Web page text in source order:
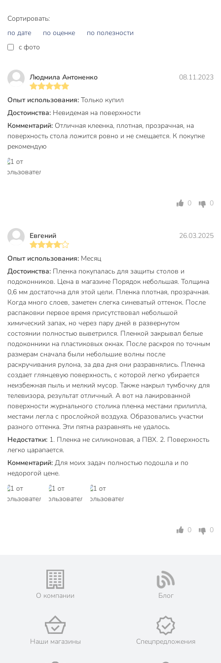
Длина, м
Бренд
Страна производства
Форма
Водоотталкивающая пропитка
без пропитки
Кружево
Материал
бесцветный
Артикул производителя
Вес в упаковке
10.2 кг
Габариты упаковки
15 x 15 x 62 см
Сортировать:
по дате
по оценке
по полезности
c фото
Людмила Антоненко 08.11.2023
Опыт использования: Только купил
Достоинства: Невидемая на поверхности
Комментарий: Отличная клеенка, плотная, прозрачная, на
поверхность стола ложится ровно и не смещается. К покупке
рекомендую
0 0
Евгений 26.03.2025
Опыт использования: Месяц
Достоинства: Пленка покупалась для защиты столов и
подоконников. Цена в магазине Порядок небольшая. Толщина
0,6 мм достаточна для этой цели. Пленка плотная, прозрачная.
Когда много слоев, заметен слегка синеватый оттенок. После
распаковки первое время присутствовал небольшой
химический запах, но через пару дней в развернутом
состоянии полностью выветрился. Пленкой закрывал белые
подоконники на пластиковых окнах. После раскроя по точным
размерам сначала были небольшие волны после
раскручивания рулона, за два дня они разравнялись. Пленка
создает глянцевую поверхность, с которой легко убирается
неизбежная пыль и мелкий мусор. Также накрыл тумбочку для
телевизора, результат отличный. А вот на лакированной
поверхности журнального столика пленка местами прилипла,
местами легла с прослойкой воздуха. Образовались участки
разного оттенка. Эти пятна разравнять не удалось.
Недостатки: 1. Пленка не силиконовая, а ПВХ. 2. Поверхность
легко царапается.
Комментарий: Для моих задач полностью подошла и по
недорогой цене.
0 0
О компании Блог
Наши магазины Спецпредложения